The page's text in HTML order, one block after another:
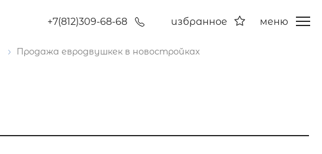
+7(812)309-68-68 избранное меню
Продажа евродвушкек в новостройках